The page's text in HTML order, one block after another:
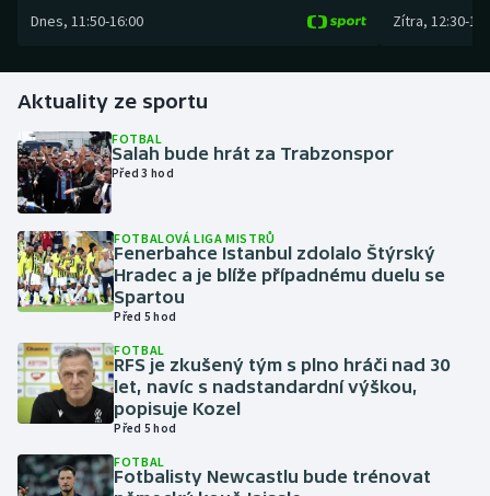
Futsal
Golf
Gymnastika
Házená
Jezdectví
Judo
Krasobruslení
Lezení
Dnes, 11:50-16:00 Zítra, 12:30-
Aktuality ze sportu
FOTBAL
Salah bude hrát za Trabzonspor
Před 3 hod
FOTBALOVÁ LIGA MISTRŮ
Fenerbahce Istanbul zdolalo Štýrský
Hradec a je blíže případnému duelu se
Spartou
Před 5 hod
FOTBAL
RFS je zkušený tým s plno hráči nad 30
let, navíc s nadstandardní výškou,
popisuje Kozel
Před 5 hod
FOTBAL
Fotbalisty Newcastlu bude trénovat